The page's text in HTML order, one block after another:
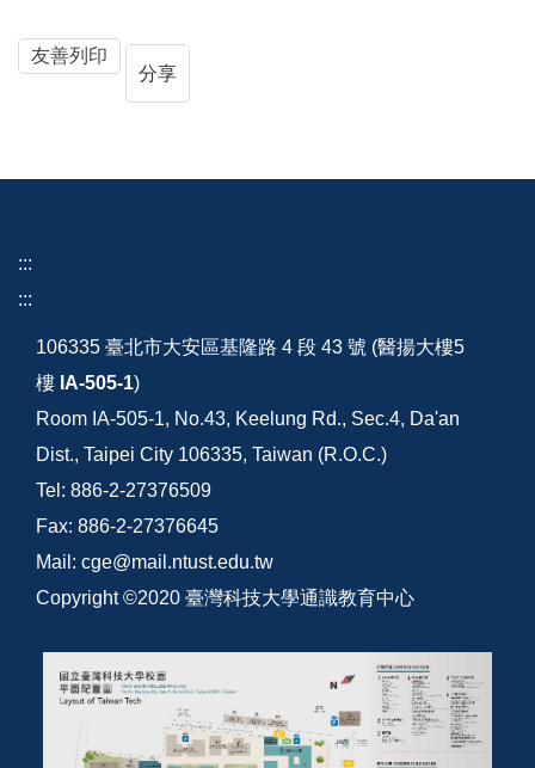
友善列印
分享
:::
:::
106335 臺北市大安區基隆路 4 段 43 號 (醫揚大樓5
樓 IA-505-1)
Room IA-505-1, No.43, Keelung Rd., Sec.4, Da'an
Dist., Taipei City 106335, Taiwan (R.O.C.)
Tel: 886-2-27376509
Fax: 886-2-27376645
Mail: cge@mail.ntust.edu.tw
Copyright ©2020 臺灣科技大學通識教育中心